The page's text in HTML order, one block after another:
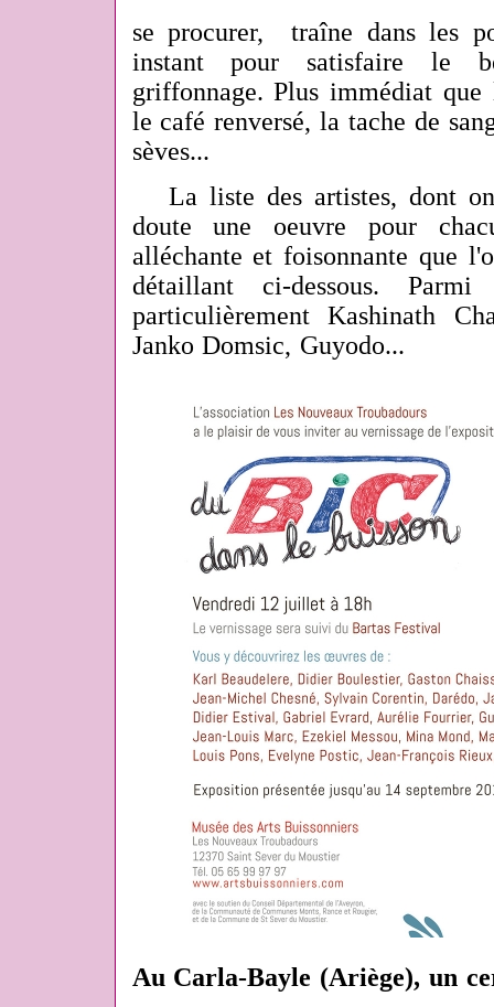
se procurer, traîne dans les
instant pour satisfaire le
griffonnage. Plus immédiat
le café renversé, la tache de
sèves...
La liste des artistes, dont on
doute une oeuvre pour
alléchante et foisonnante que
détaillant ci-dessous.
particulièrement Kashinath
Janko Domsic, Guyodo...
Au Carla-Bayle (Ariège), un